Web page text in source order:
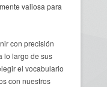
valiosa para
con precisión
lo largo de sus
el vocabulario
con nuestros